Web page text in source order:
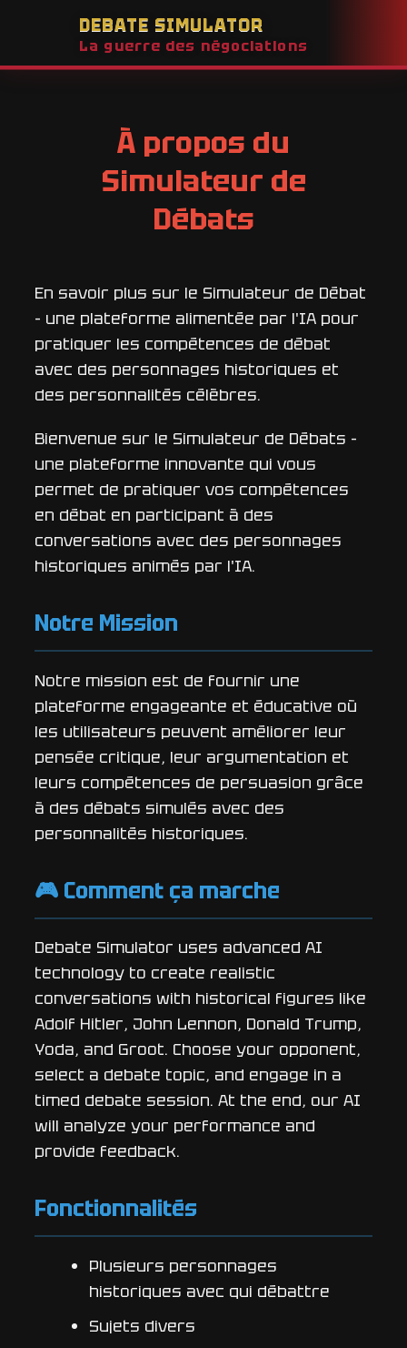
DEBATE SIMULATOR
La guerre des négociations
À propos du
Simulateur de
Débats
En savoir plus sur le Simulateur de Débat
- une plateforme alimentée par l'IA pour
pratiquer les compétences de débat
avec des personnages historiques et
des personnalités célèbres.
Bienvenue sur le Simulateur de Débats -
une plateforme innovante qui vous
permet de pratiquer vos compétences
en débat en participant à des
conversations avec des personnages
historiques animés par l'IA.
Notre Mission
Notre mission est de fournir une
plateforme engageante et éducative où
les utilisateurs peuvent améliorer leur
pensée critique, leur argumentation et
leurs compétences de persuasion grâce
à des débats simulés avec des
personnalités historiques.
🎮 Comment ça marche
Debate Simulator uses advanced AI
technology to create realistic
conversations with historical figures like
Adolf Hitler, John Lennon, Donald Trump,
Yoda, and Groot. Choose your opponent,
select a debate topic, and engage in a
timed debate session. At the end, our AI
will analyze your performance and
provide feedback.
Fonctionnalités
Plusieurs personnages
historiques avec qui débattre
Sujets divers